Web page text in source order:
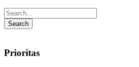
Prioritas